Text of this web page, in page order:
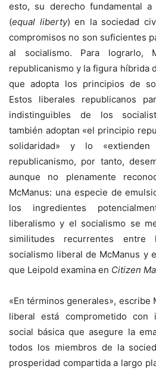
esto, su derecho fundamental
(equal liberty) en la sociedad
compromisos no son suficientes
al socialismo. Para lograrlo,
republicanismo y la figura híbrida
que adopta los principios de
Estos liberales republicanos
indistinguibles de los
también adoptan «el principio
solidaridad» y lo
republicanismo, por tanto,
aunque no plenamente
McManus: una especie de
los ingredientes
liberalismo y el socialismo se
similitudes recurrentes entre
socialismo liberal de McManus y
que Leipold examina en Citizen
«En términos generales», escribe
liberal está comprometido con
social básica que asegure la
todos los miembros de la
prosperidad compartida a largo